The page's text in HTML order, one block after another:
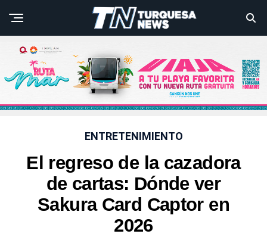
ENTRETENIMIENTO
El regreso de la cazadora
de cartas: Dónde ver
Sakura Card Captor en
2026